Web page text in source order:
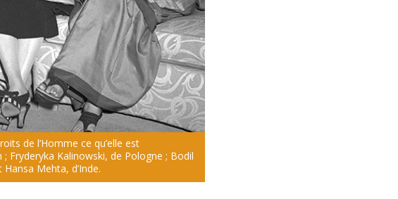
de l’Homme ce qu’elle est
Fryderyka Kalinowski, de Pologne ; Bodil
Mehta, d’Inde.